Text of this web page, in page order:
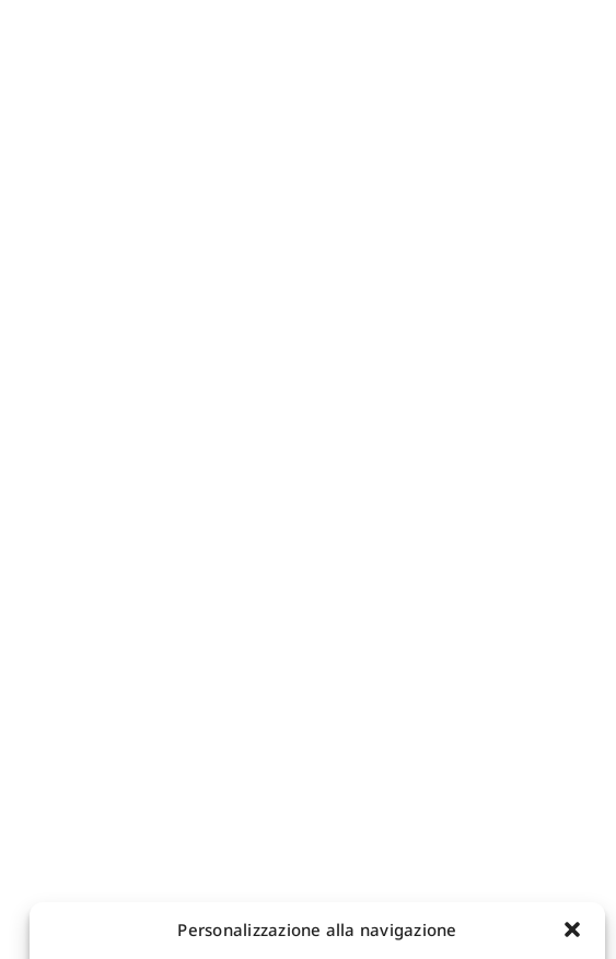
Personalizzazione alla navigazione